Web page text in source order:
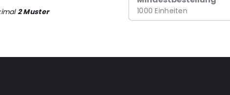
1000 Einheiten
2 Muster